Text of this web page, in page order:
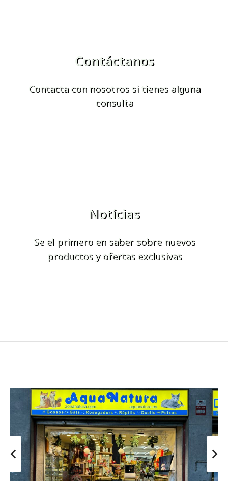
Contáctanos
Contacta con nosotros si tienes alguna
consulta
Notícias
Se el primero en saber sobre nuevos
productos y ofertas exclusivas